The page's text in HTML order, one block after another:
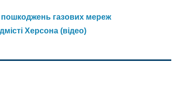
газових мереж
Херсона (відео)